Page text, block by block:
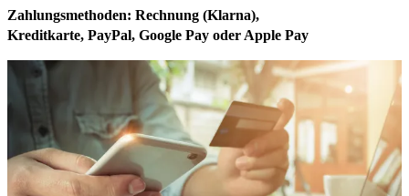
Zahlungsmethoden: Rechnung (Klarna),
Kreditkarte, PayPal, Google Pay oder Apple Pay